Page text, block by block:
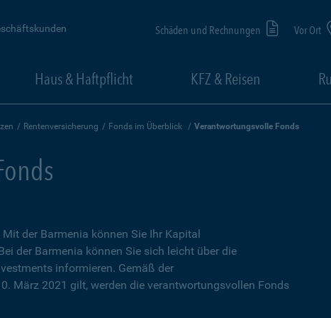
Schäden und Rechnungen Vor Ort
Haus & Haftpflicht KFZ & Reisen
Rentenversicherung Fonds im Überblick Verantwortungsvolle Fonds
der Barmenia können Sie Ihr Kapital
der Barmenia können Sie sich leicht über die
informieren. Gemäß der
März 2021 gilt, werden die verantwortungsvollen Fonds